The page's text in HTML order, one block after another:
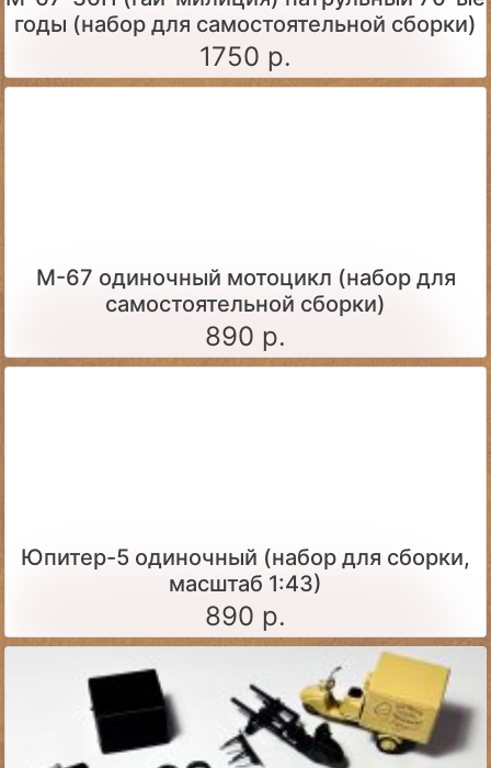
годы (набор для самостоятельной сборки)
1750 р.
М-67 одиночный мотоцикл (набор для
самостоятельной сборки)
890 р.
Юпитер-5 одиночный (набор для сборки,
масштаб 1:43)
890 р.